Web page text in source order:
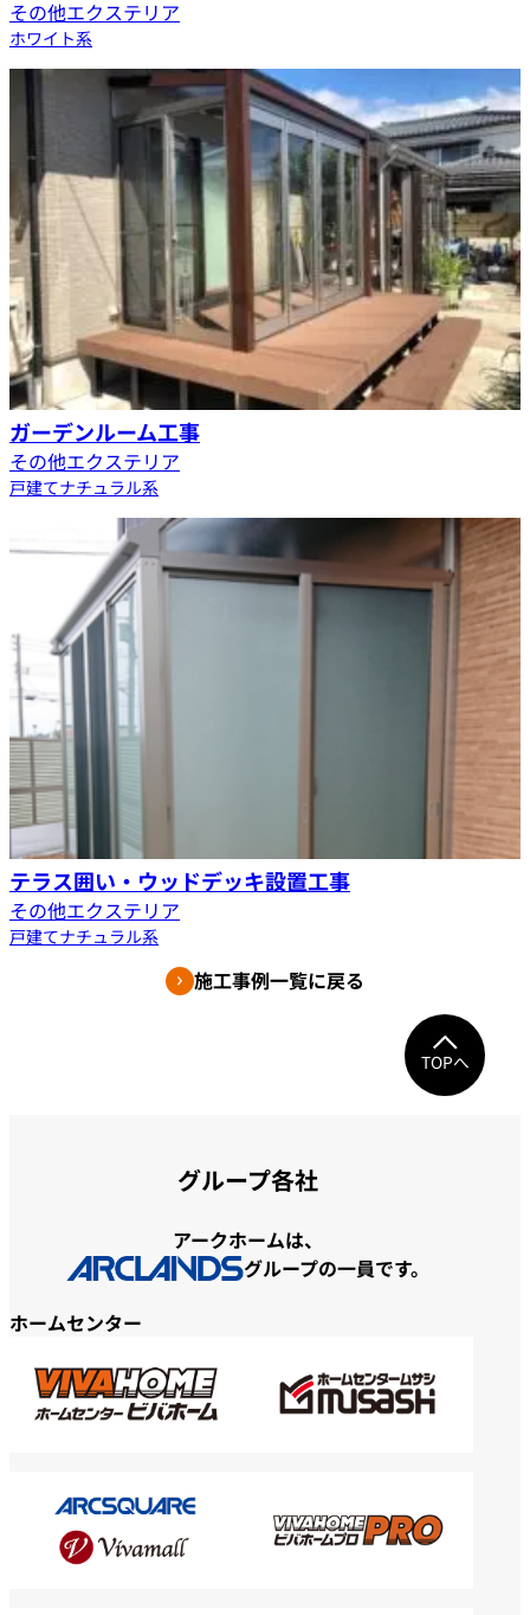
その他エクステリア
ホワイト系
ガーデンルーム工事
その他エクステリア
戸建てナチュラル系
テラス囲い・ウッドデッキ設置工事
その他エクステリア
戸建てナチュラル系
施工事例一覧に戻る
TOPへ
グループ各社
アークホームは、
グループの一員です。
ホームセンター